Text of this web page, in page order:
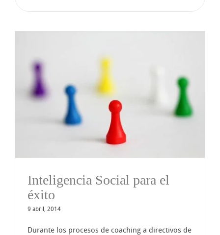
Inteligencia Social para el
éxito
9 abril, 2014
Durante los procesos de coaching a directivos de